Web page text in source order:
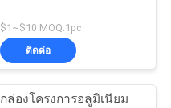
$1~$10 MOQ:1pc
ติดต่อ
กล่องโครงการอลูมิเนียม